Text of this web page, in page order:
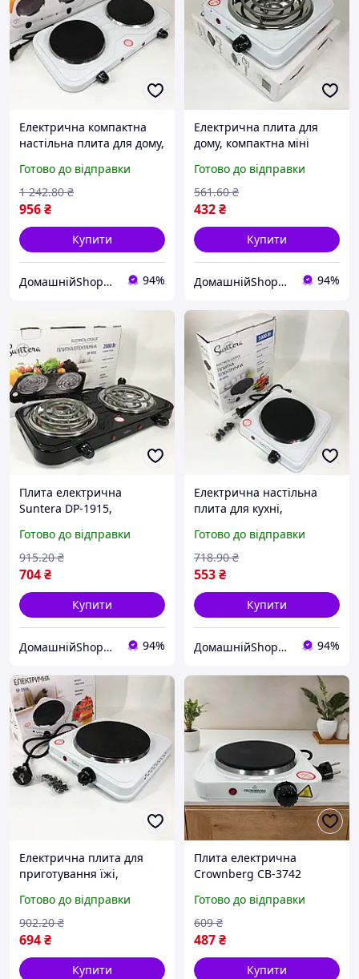
Електрична компактна
настільна плита для дому,
простим управлінням і
швидким нагрівом
Готово до відправки
956₴
1 242.80 ₴
Купити
ДомашнійShop🏡✨ - замовлення онлайн не виходячи з дому💕 94%
Електрична плита для
дому, компактна міні
їжі на кухні
Готово до відправки
432₴
561.60 ₴
Купити
ДомашнійShop🏡✨ - замовлення онлайн не виходячи з дому💕 94%
Плита електрична
Suntera DP-1915,
Вт.
Готово до відправки
704₴
915.20 ₴
Купити
ДомашнійShop🏡✨ - замовлення онлайн не виходячи з дому💕 94%
Електрична настільна
плита для кухні,
нагрівом та простим
контролем температури
Готово до відправки
553₴
718.90 ₴
Купити
ДомашнійShop🏡✨ - замовлення онлайн не виходячи з дому💕 94%
Електрична плита для
приготування їжі,
домашнього
використання
Готово до відправки
694₴
902.20 ₴
Купити
Плита електрична
Crownberg CB-3742
настільна електроплита
Готово до відправки
487₴
609 ₴
Купити